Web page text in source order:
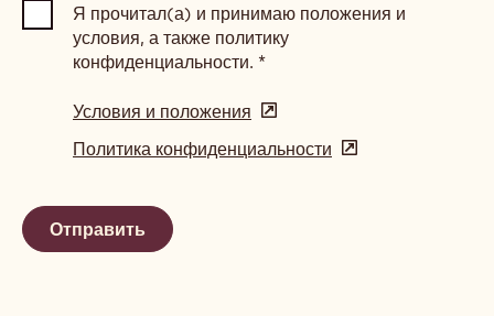
Я прочитал(а) и принимаю положения и
условия, а также политику
конфиденциальности. *
Условия и положения (opens
a
Политика конфиденциальности (opens